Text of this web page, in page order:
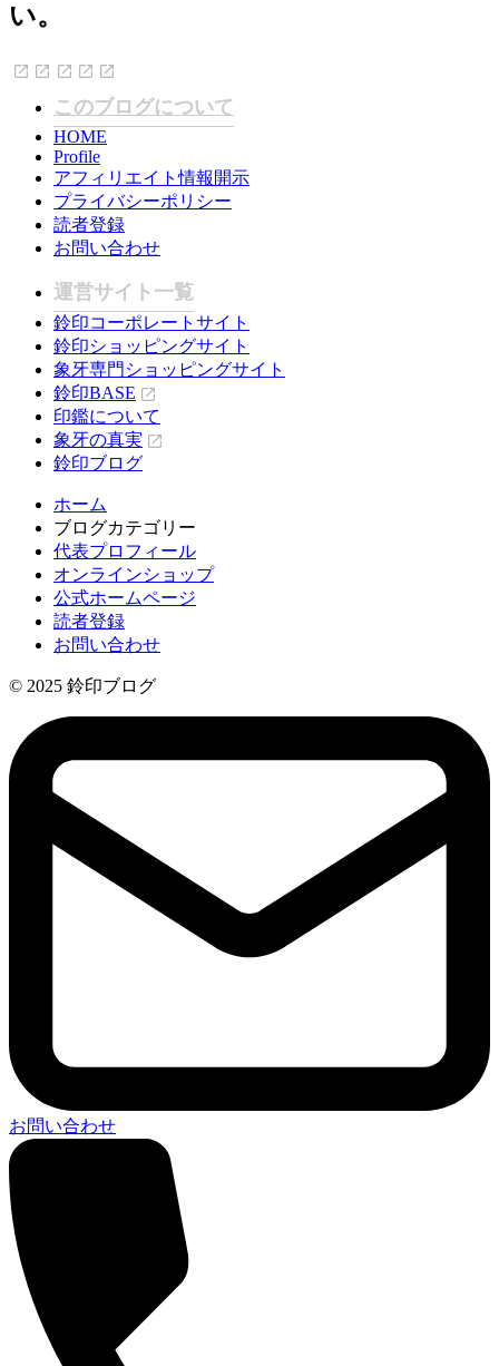
い。
このブログについて
HOME
Profile
アフィリエイト情報開示
プライバシーポリシー
読者登録
お問い合わせ
運営サイト一覧
鈴印コーポレートサイト
鈴印ショッピングサイト
象牙専門ショッピングサイト
鈴印BASE
印鑑について
象牙の真実
鈴印ブログ
ホーム
ブログカテゴリー
代表プロフィール
オンラインショップ
公式ホームページ
読者登録
お問い合わせ
© 2025 鈴印ブログ
お問い合わせ